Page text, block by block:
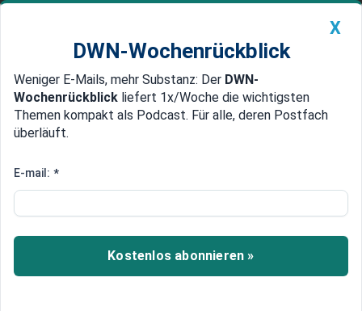
Newsticker MEIN DWN: Geldanlage Premium
Edelmetalle DWN-Magazin China
VW nimmt Abgas-Skandal als Anlass
Tesla Motors zwingt deutsche
Autobauer zum Handeln
Tesla Motors folgt mit dem Elektro-Trend mit
X
DWN-Wochenrückblick
Weniger E-Mails, mehr Substanz: Der DWN-
Wochenrückblick liefert 1x/Woche die wichtigsten
Themen kompakt als Podcast. Für alle, deren Postfach
überläuft.
E-mail: *
Kostenlos abonnieren »